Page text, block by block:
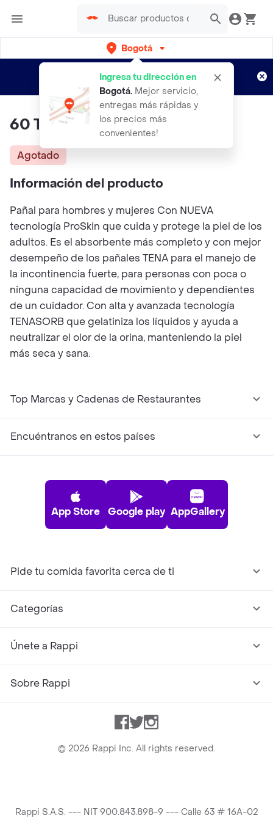
Bogotá
Ingresa tu dirección en
Bogotá. Mejor servicio,
entregas más rápidas y
los precios más
convenientes!
envíos gratis por semanas
Aplican TyC
60 Tena Slip Ultra Talla M
Agotado
Información del producto
Pañal para hombres y mujeres Con NUEVA
tecnología ProSkin que cuida y protege la piel de los
adultos. Es el absorbente más completo y con mejor
desempeño de los pañales TENA para el manejo de
la incontinencia fuerte, para personas con poca o
ninguna capacidad de movimiento y dependientes
de un cuidador. Con alta y avanzada tecnología
TENASORB que gelatiniza los líquidos y ayuda a
neutralizar el olor de la orina, manteniendo la piel
más seca y sana.
Top Marcas y Cadenas de Restaurantes
Encuéntranos en estos países
App Store Google play AppGallery
Pide tu comida favorita cerca de ti
Categorías
Únete a Rappi
Sobre Rappi
Facebook
TwitterInstagram
© 2026 Rappi Inc. All rights reserved.
Rappi S.A.S. --- NIT 900.843.898-9 --- Calle 63 # 16A-02